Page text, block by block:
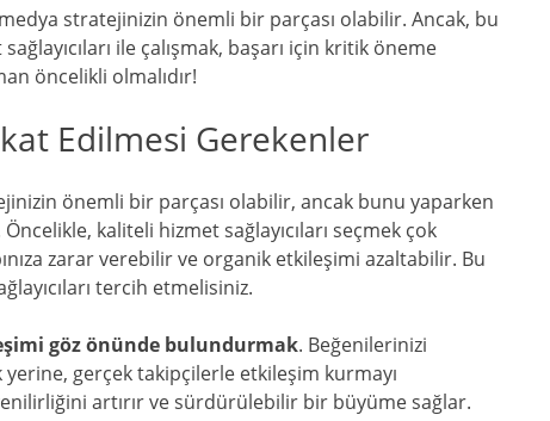
stratejinizin önemli bir parçası olabilir. Ancak, bu
ile çalışmak, başarı için kritik öneme
öncelikli olmalıdır!
Edilmesi Gerekenler
önemli bir parçası olabilir, ancak bunu yaparken
kaliteli hizmet sağlayıcıları seçmek çok
zarar verebilir ve organik etkileşimi azaltabilir. Bu
tercih etmelisiniz.
göz önünde bulundurmak. Beğenilerinizi
gerçek takipçilerle etkileşim kurmayı
artırır ve sürdürülebilir bir büyüme sağlar.